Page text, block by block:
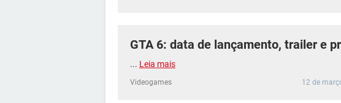
GTA 6: data de lançamento, trailer e
... Leia mais
Videogames 12 de